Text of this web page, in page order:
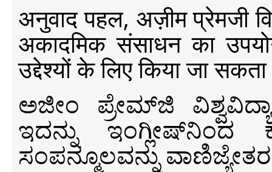
अनुवाद पहल, अज़ीम प्रेमजी
अकादमिक संसाधन का
उद्देश्यों के लिए किया जा
ಅಜೀಂ ಪ್ರೇಮ್‍ಜಿ
ಇದನ್ನು ಇಂಗ್ಲೀಷ್‍ನಿಂದ
ಸಂಪನ್ಮೂಲವನ್ನು